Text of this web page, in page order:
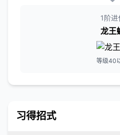
1阶进
龙王
等级40
习得招式